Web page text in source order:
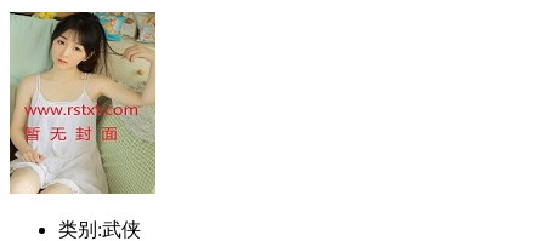
类别:武侠